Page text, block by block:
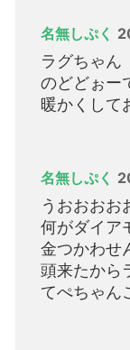
名無しぷく
ラグちゃん
のどどぉー
暖かくして
名無しぷく
うおおお
何がダイア
金つかわせ
頭来たから
てぺちゃん